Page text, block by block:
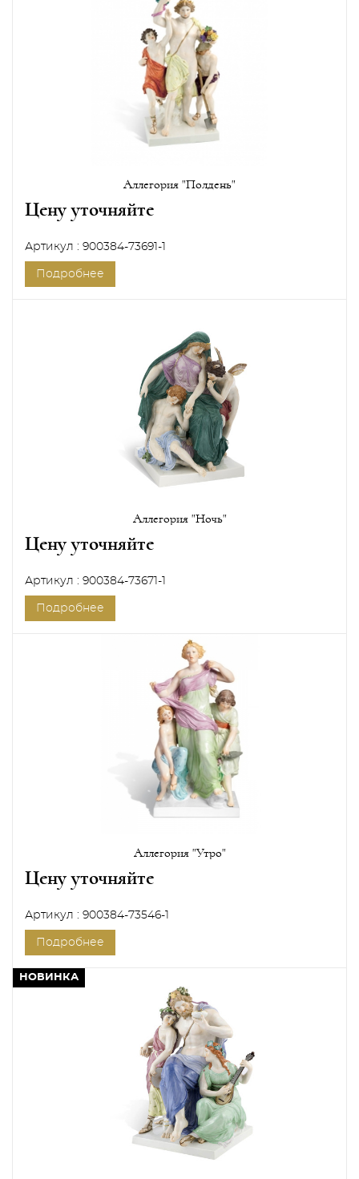
Аллегория "Полдень"
Цену уточняйте
Артикул : 900384-73691-1
Подробнее
Аллегория "Ночь"
Цену уточняйте
Артикул : 900384-73671-1
Подробнее
Аллегория "Утро"
Цену уточняйте
Артикул : 900384-73546-1
Подробнее
НОВИНКА